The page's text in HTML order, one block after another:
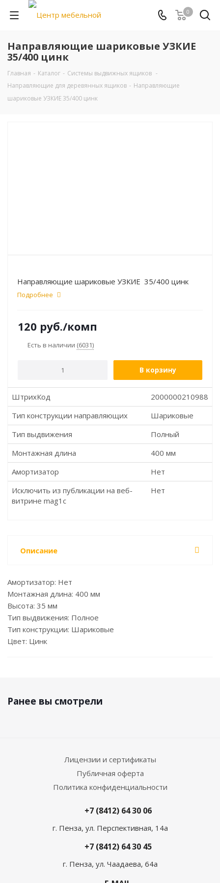
0
Направляющие шариковые УЗКИЕ
35/400 цинк
Главная - Каталог - Системы выдвижных ящиков -
Направляющие для деревянных ящиков - Направляющие
шариковые УЗКИЕ 35/400 цинк
Направляющие шариковые УЗКИЕ 35/400 цинк
Подробнее
120 руб./комп
Есть в наличии (6031)
В корзину
ШтрихКод
2000000210988
Тип конструкции направляющих
Шариковые
Тип выдвижения
Полный
Монтажная длина
400 мм
Амортизатор
Нет
Исключить из публикации на веб-
витрине mag1c
Нет
Описание
Амортизатор: Нет
Монтажная длина: 400 мм
Высота: 35 мм
Тип выдвижения: Полное
Тип конструкции: Шариковые
Цвет: Цинк
Ранее вы смотрели
Лицензии и сертификаты
Публичная оферта
Политика конфиденциальности
+7 (8412) 64 30 06
г. Пенза, ул. Перспективная, 14а
+7 (8412) 64 30 45
г. Пенза, ул. Чаадаева, 64а